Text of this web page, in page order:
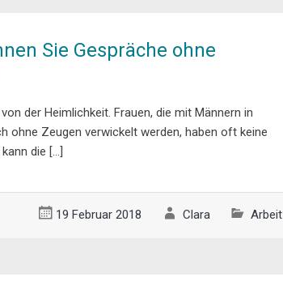
Sie Gespräche ohne
der Heimlichkeit. Frauen, die mit Männern in
ohne Zeugen verwickelt werden, haben oft keine
die […]
19 Februar 2018 Clara Arbeit